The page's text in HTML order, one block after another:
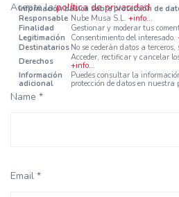
Acepto lapolítica de privacidad.
Información básica sobre protección de
Responsable Nube Musa S.L. +info...
Finalidad
Gestionar y moderar tus
Legitimación
Consentimiento del interesado.
Destinatarios No se cederán datos a
Derechos
Acceder, rectificar y cancelar
+info...
Información
adicional
Puedes consultar la
protección de datos en nuestra
Name *
Email *